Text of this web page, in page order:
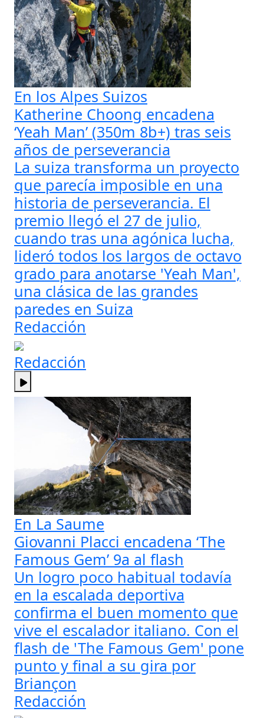
En los Alpes Suizos
Katherine Choong encadena
‘Yeah Man’ (350m 8b+) tras seis
años de perseverancia
La suiza transforma un proyecto
que parecía imposible en una
historia de perseverancia. El
premio llegó el 27 de julio,
cuando tras una agónica lucha,
lideró todos los largos de octavo
grado para anotarse 'Yeah Man',
una clásica de las grandes
paredes en Suiza
Redacción
Redacción
En La Saume
Giovanni Placci encadena ‘The
Famous Gem’ 9a al flash
Un logro poco habitual todavía
en la escalada deportiva
confirma el buen momento que
vive el escalador italiano. Con el
flash de 'The Famous Gem' pone
punto y final a su gira por
Briançon
Redacción